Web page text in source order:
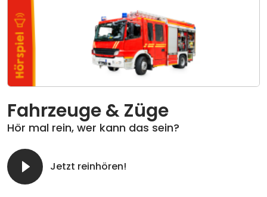
Fahrzeuge & Züge
Hör mal rein, wer kann das sein?
Jetzt reinhören!